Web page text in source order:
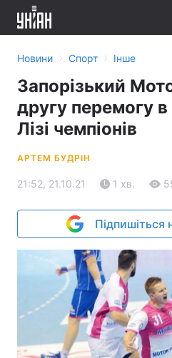
Новини › Спорт › Інше
Запорізький
другу перемогу в
Лізі чемпіонів
АРТЕМ БУДРІН
21:52, 21.10.21 1 хв.
Підпишіться